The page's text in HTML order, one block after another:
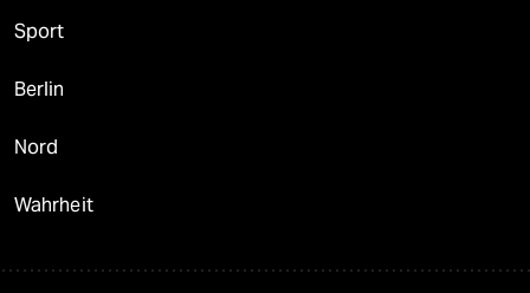
Sport
Berlin
Nord
Wahrheit